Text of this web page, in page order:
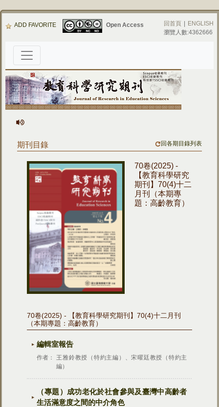
ADD FAVORITE Open Access 回首頁
ENGLISH
瀏覽人數:4362666
期刊目錄 回各期目錄列表
70卷(2025) -
【教育科學研究
期刊】70(4)十二
月刊（本期專
題：高齡教育）
70卷(2025) - 【教育科學研究期刊】70(4)十二月刊
（本期專題：高齡教育）
編輯室報告
作者：
王雅鈴教授（特約主編）、宋曜廷教授（特約主
編）
（專題） 成功老化於社會參與及臺灣中高齡者
生活滿意度之間的中介角色